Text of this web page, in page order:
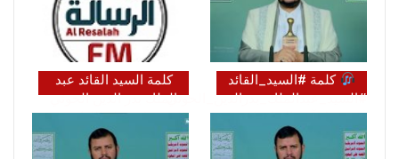
كلمة #السيد_القائد
#السيد_عبدالملك_بدرالدين_الحوثي
حول آخر التطورات
والمستجدات…
كلمة السيد القائد عبد
الملك بدر الدين الحوثي
(يحفظه الله)
(https://t.me/Bayynatn)
…